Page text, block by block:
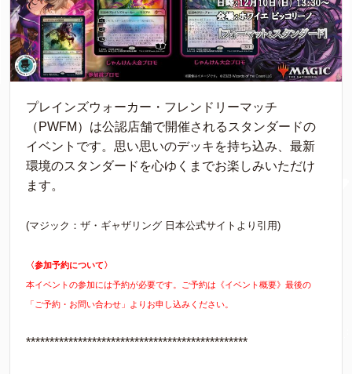
プレインズウォーカー・フレンドリーマッチ
（PWFM）は公認店舗で開催されるスタンダードの
イベントです。思い思いのデッキを持ち込み、最新
環境のスタンダードを心ゆくまでお楽しみいただけ
ます。
(マジック：ザ・ギャザリング 日本公式サイトより引用)
〈参加予約について〉
本イベントの参加には予約が必要です。ご予約は《イベント概要》最後の
「ご予約・お問い合わせ」よりお申し込みください。
***********************************************